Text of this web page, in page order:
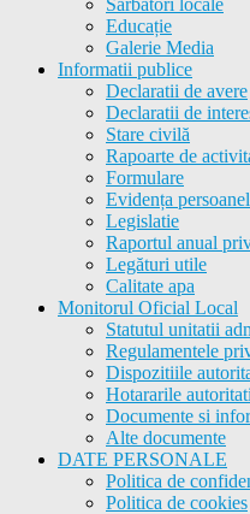
Sărbători locale
Educație
Galerie Media
Informatii publice
Declaratii de avere
Declaratii de
Stare civilă
Rapoarte de
Formulare
Evidența
Legislatie
Raportul anual
Legături utile
Calitate apa
Monitorul Oficial Local
Statutul unitatii
Regulamentele
Dispozitiile
Hotararile
Documente si
Alte documente
DATE PERSONALE
Politica de
Politica de cookies